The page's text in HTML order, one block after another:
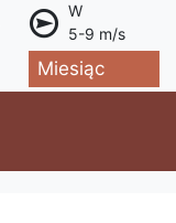
W
5-9 m/s
Miesiąc